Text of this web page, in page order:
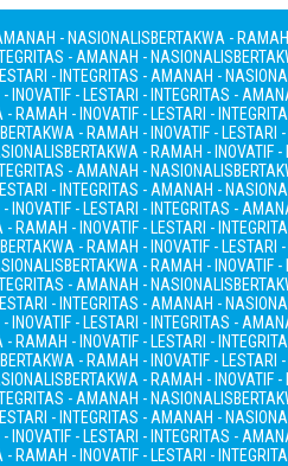
- NASIONALISBERTAKWA -
- AMANAH - NASIONALIS
- INTEGRITAS - AMANAH -
INOVATIF - LESTARI - INTEGRITAS -
- RAMAH - INOVATIF - LESTARI -
BERTAKWA - RAMAH - INOVATIF -
BERTAKWA - RAMAH - INOVATIF
- AMANAH - NASIONALIS
- INTEGRITAS - AMANAH -
INOVATIF - LESTARI - INTEGRITAS -
- RAMAH - INOVATIF - LESTARI -
BERTAKWA - RAMAH - INOVATIF -
BERTAKWA - RAMAH - INOVATIF
- AMANAH - NASIONALIS
- INTEGRITAS - AMANAH -
INOVATIF - LESTARI - INTEGRITAS -
- RAMAH - INOVATIF - LESTARI -
BERTAKWA - RAMAH - INOVATIF -
BERTAKWA - RAMAH - INOVATIF
- AMANAH - NASIONALIS
- INTEGRITAS - AMANAH -
INOVATIF - LESTARI - INTEGRITAS -
- RAMAH - INOVATIF - LESTARI -